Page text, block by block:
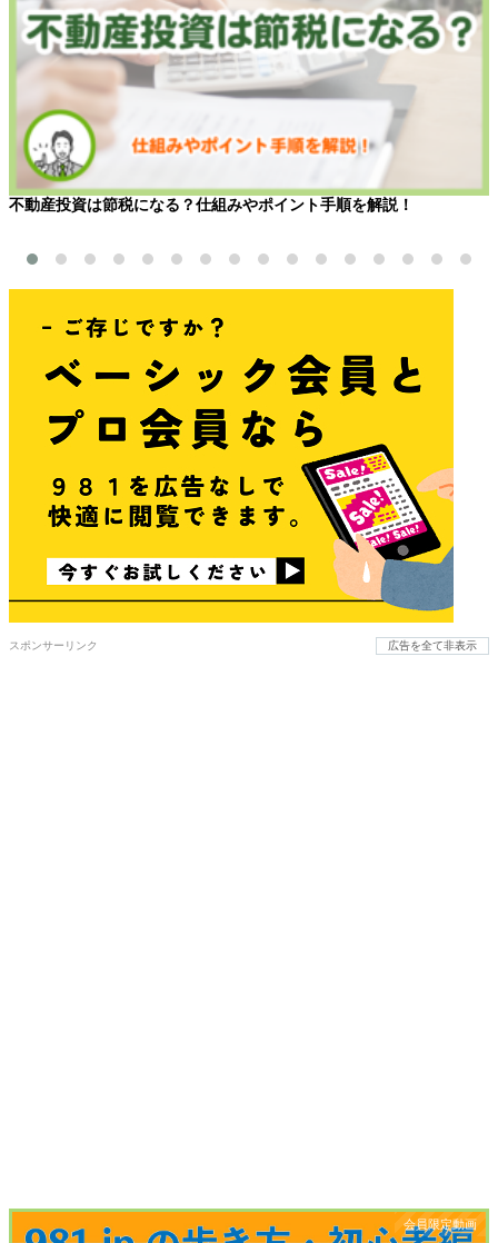
不動産投資は節税になる？仕組みやポイント手順を解説！
スポンサーリンク 広告を全て非表示